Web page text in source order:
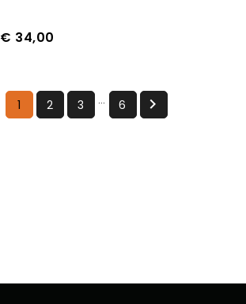
€ 34,00
1 2 3 … 6 